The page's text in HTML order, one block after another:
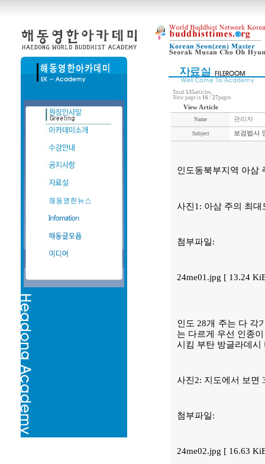
Total 535articles,
Now page is 16 / 27pages
View Article
Name 관리자
Subject 보검법사
인도동북부지역 아삼
사진1: 아삼 주의 최
첨부파일:
24me01.jpg [ 13.24
인도 28개 주는 다 각
는 다르게 우선 인종
시킴 부탄 방글라데시
사진2: 지도에서 보면
첨부파일:
24me02.jpg [ 16.63